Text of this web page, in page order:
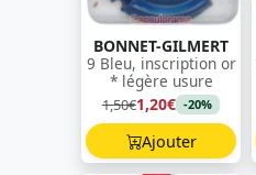
BONNET-GILMERT
9 Bleu, inscription or
* légère usure
1,50€1,20€ -20%
Ajouter